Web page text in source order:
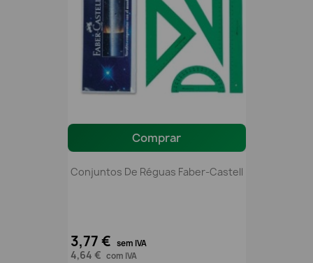
Comprar
Conjuntos De Réguas Faber-Castell
3,77 € sem IVA
4,64 € com IVA